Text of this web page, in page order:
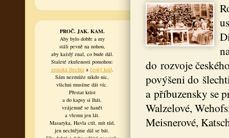
PROČ. JAK. KAM.
Aby bylo dobře a my
stáli pevně na nohou,
aby každý znal, co bude dál.
Staleté zkušenosti pomohou:
zemská šlechtaa český král.
Sám nezmůže nikdo nic,
všichni musíme dát víc.
Přestat krást
a do kapsy si lhát,
vzájemně se hanět
a všemu jen lát.
Masaryka, Havla ctít, mít rád,
jen nechtějme dál se bát.
do rozvoje
povýšeni do
a příbuzensky se
Walzelové,
Meisnerové,